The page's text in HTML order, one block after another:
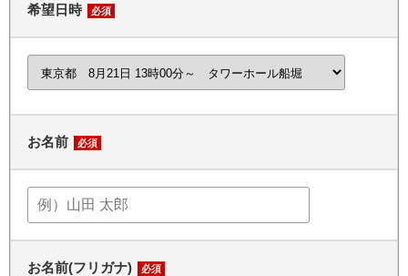
希望日時 必須
お名前 必須
お名前(フリガナ) 必須